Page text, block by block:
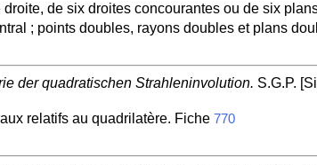
de six droites concourantes ou de six
; points doubles, rayons doubles et plans
der quadratischen Strahleninvolution. S.G.P.
relatifs au quadrilatère. Fiche 770